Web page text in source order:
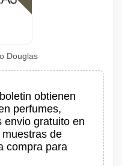
Douglas
obtienen
perfumes,
envio gratuito en
de
compra para